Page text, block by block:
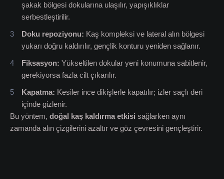
şakak bölgesi dokularına ulaşılır, yapışıklıklar
serbestleştirilir.
Doku repoziyonu: Kaş kompleksi ve lateral alın bölgesi
yukarı doğru kaldırılır, gençlik konturu yeniden sağlanır.
Fiksasyon: Yükseltilen dokular yeni konumuna sabitlenir,
gerekiyorsa fazla cilt çıkarılır.
Kapatma: Kesiler ince dikişlerle kapatılır; izler saçlı deri
içinde gizlenir.
Bu yöntem, doğal kaş kaldırma etkisi sağlarken aynı
zamanda alın çizgilerini azaltır ve göz çevresini gençleştirir.